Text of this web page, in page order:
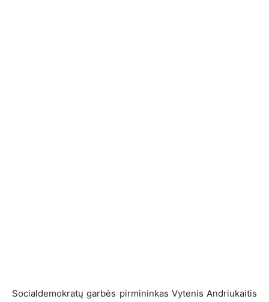
Socialdemokratų garbės pirmininkas Vytenis Andriukaitis